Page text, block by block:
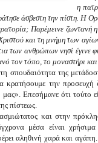
η
άσβεστη την πίστη. Η
Παρέμεινε
και τη μνήμη των
των ανθρώπων νησί έγινε
τον τόπο, το μοναστήρι και
της
κρατήσουμε την
Επεσήμανε ότι τούτο
πίστεως.
και στην
μέσα είναι
αληθινή χαρά και